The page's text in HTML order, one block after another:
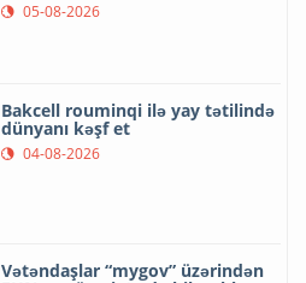
05-08-2026
Bakcell rouminqi ilə yay tətilində
dünyanı kəşf et
04-08-2026
Vətəndaşlar “mygov” üzərindən